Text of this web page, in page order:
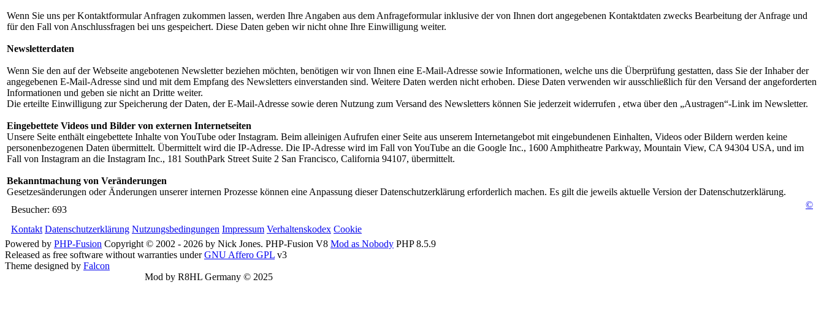
Wenn Sie uns per Kontaktformular Anfragen zukommen lassen, werden Ihre Angaben aus dem Anfrageformular inklusive der von Ihnen dort angegebenen Kontaktdaten zwecks Bearbeitung der Anfrage und
für den Fall von Anschlussfragen bei uns gespeichert. Diese Daten geben wir nicht ohne Ihre Einwilligung weiter.
Newsletterdaten
Wenn Sie den auf der Webseite angebotenen Newsletter beziehen möchten, benötigen wir von Ihnen eine E-Mail-Adresse sowie Informationen, welche uns die Überprüfung gestatten, dass Sie der Inhaber der
angegebenen E-Mail-Adresse sind und mit dem Empfang des Newsletters einverstanden sind. Weitere Daten werden nicht erhoben. Diese Daten verwenden wir ausschließlich für den Versand der angeforderten
Informationen und geben sie nicht an Dritte weiter.
Die erteilte Einwilligung zur Speicherung der Daten, der E-Mail-Adresse sowie deren Nutzung zum Versand des Newsletters können Sie jederzeit widerrufen , etwa über den „Austragen“-Link im Newsletter.
Eingebettete Videos und Bilder von externen Internetseiten
Unsere Seite enthält eingebettete Inhalte von YouTube oder Instagram. Beim alleinigen Aufrufen einer Seite aus unserem Internetangebot mit eingebundenen Einhalten, Videos oder Bildern werden keine
personenbezogenen Daten übermittelt. Übermittelt wird die IP-Adresse. Die IP-Adresse wird im Fall von YouTube an die Google Inc., 1600 Amphitheatre Parkway, Mountain View, CA 94304 USA, und im
Fall von Instagram an die Instagram Inc., 181 SouthPark Street Suite 2 San Francisco, California 94107, übermittelt.
Bekanntmachung von Veränderungen
Gesetzesänderungen oder Änderungen unserer internen Prozesse können eine Anpassung dieser Datenschutzerklärung erforderlich machen. Es gilt die jeweils aktuelle Version der Datenschutzerklärung.
©
Besucher: 693
Kontakt Datenschutzerklärung Nutzungsbedingungen Impressum Verhaltenskodex Cookie
Powered by PHP-Fusion Copyright © 2002 - 2026 by Nick Jones. PHP-Fusion V8 Mod as Nobody PHP 8.5.9
Released as free software without warranties underGNU Affero GPL v3
Theme designed by Falcon
Mod by R8HL Germany © 2025